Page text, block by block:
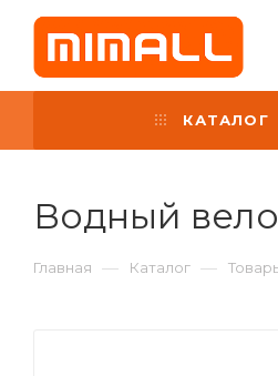
КАТАЛОГ
Водный
Главная — Каталог —